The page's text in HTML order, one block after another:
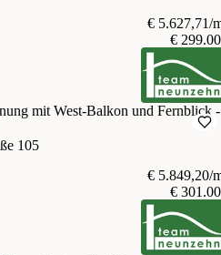
€ 5.627,71/
€
mit West-Balkon und Fernblick -
105
€ 5.849,20/
€